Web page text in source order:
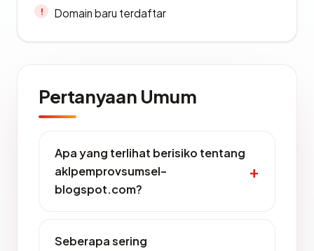
Domain baru terdaftar
Pertanyaan Umum
Apa yang terlihat berisiko tentang
aklpemprovsumsel-
blogspot.com?
Seberapa sering